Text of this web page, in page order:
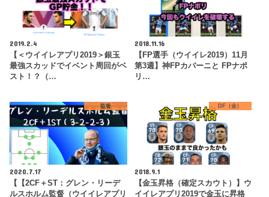
2019.2.4
【＜ウイイレアプリ2019＞銀玉
最強スカッドでイベント周回がベ
スト！？（…
2018.11.16
【FP選手（ウイイレ2019）11月
第3週】神FPカバーニと FPナポ
リ…
監督
2020.7.17
【【2CF＋ST：グレン・リーデ
ルスホルム監督（ウイイレアプリ
DF（金）
2018.9.1
【金玉昇格（確定スカウト）】ウ
イイレアプリ2019で金玉に昇格